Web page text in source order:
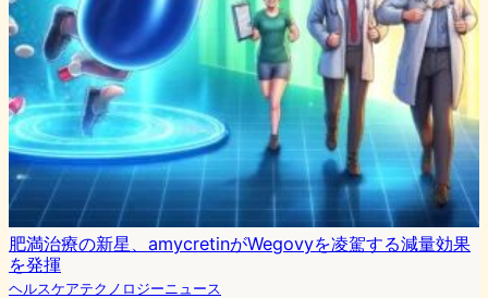
肥満治療の新星、amycretinがWegovyを凌駕する減量効果
を発揮
ヘルスケアテクノロジーニュース